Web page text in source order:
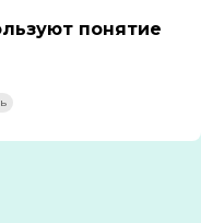
понятие